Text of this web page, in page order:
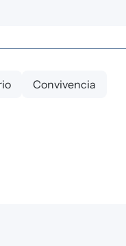
Convivencia